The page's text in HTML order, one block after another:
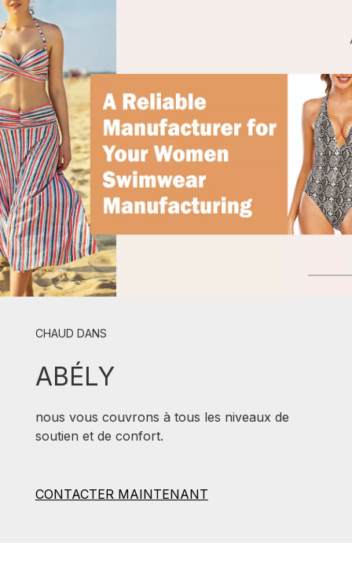
CHAUD DANS
ABÉLY
nous vous couvrons à tous les niveaux de
soutien et de confort.
CONTACTER MAINTENANT